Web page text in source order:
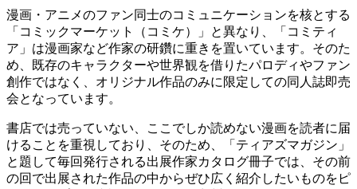
漫画・アニメのファン同士のコミュニケーションを核とする
「コミックマーケット（コミケ）」と異なり、「コミティ
ア」は漫画家など作家の研鑽に重きを置いています。そのた
め、既存のキャラクターや世界観を借りたパロディやファン
創作ではなく、オリジナル作品のみに限定しての同人誌即売
会となっています。
書店では売っていない、ここでしか読めない漫画を読者に届
けることを重視しており、そのため、「ティアズマガジン」
と題して毎回発行される出展作家カタログ冊子では、その前
の回で出展された作品の中からぜひ広く紹介したいものをピ